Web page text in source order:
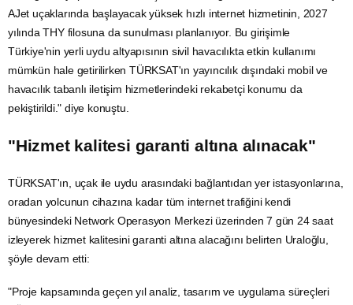
Projesi kapsamında
filosundaki uçuşlarda yolculara TÜRKSAT
AŞ'nin mevcut ve yeni nesil haberleşme uyduları ve kabiliyetleri
üzerinden yüksek hızlı internet erişimi sağlanmasının hedeflendiğini
söyledi.
THYçatısı altındaki TCI Aircraft Interior ve AJet ile yürütülen proje
kapsamında AJet'in 122 yolcu uçağı için test ve montaj süreçlerinin
tamamlandığına dikkati çekti.
Uraloğlu, altyapı kurulum süreçlerinin sürdüğünü ifade ederek, "Bu yıl
AJet uçaklarında başlayacak yüksek hızlı internet hizmetinin, 2027
yılında THY filosuna da sunulması planlanıyor. Bu girişimle
Türkiye'nin yerli uydualtyapısının sivil havacılıkta etkin kullanımı
mümkün hale getirilirken TÜRKSAT'ın yayıncılık dışındaki mobil ve
pekiştirildi." diye konuştu.